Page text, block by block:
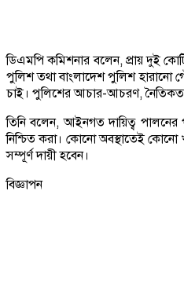
ডিএমপি কমিশনার বলেন, প্রায় দুই
পুলিশ তথা বাংলাদেশ পুলিশ হারানো
চাই। পুলিশের আচার-আচরণ,
তিনি বলেন, আইনগত দায়িত্ব
নিশ্চিত করা। কোনো অবস্থাতেই কোনো
সম্পূর্ণ দায়ী হবেন।
বিজ্ঞাপন